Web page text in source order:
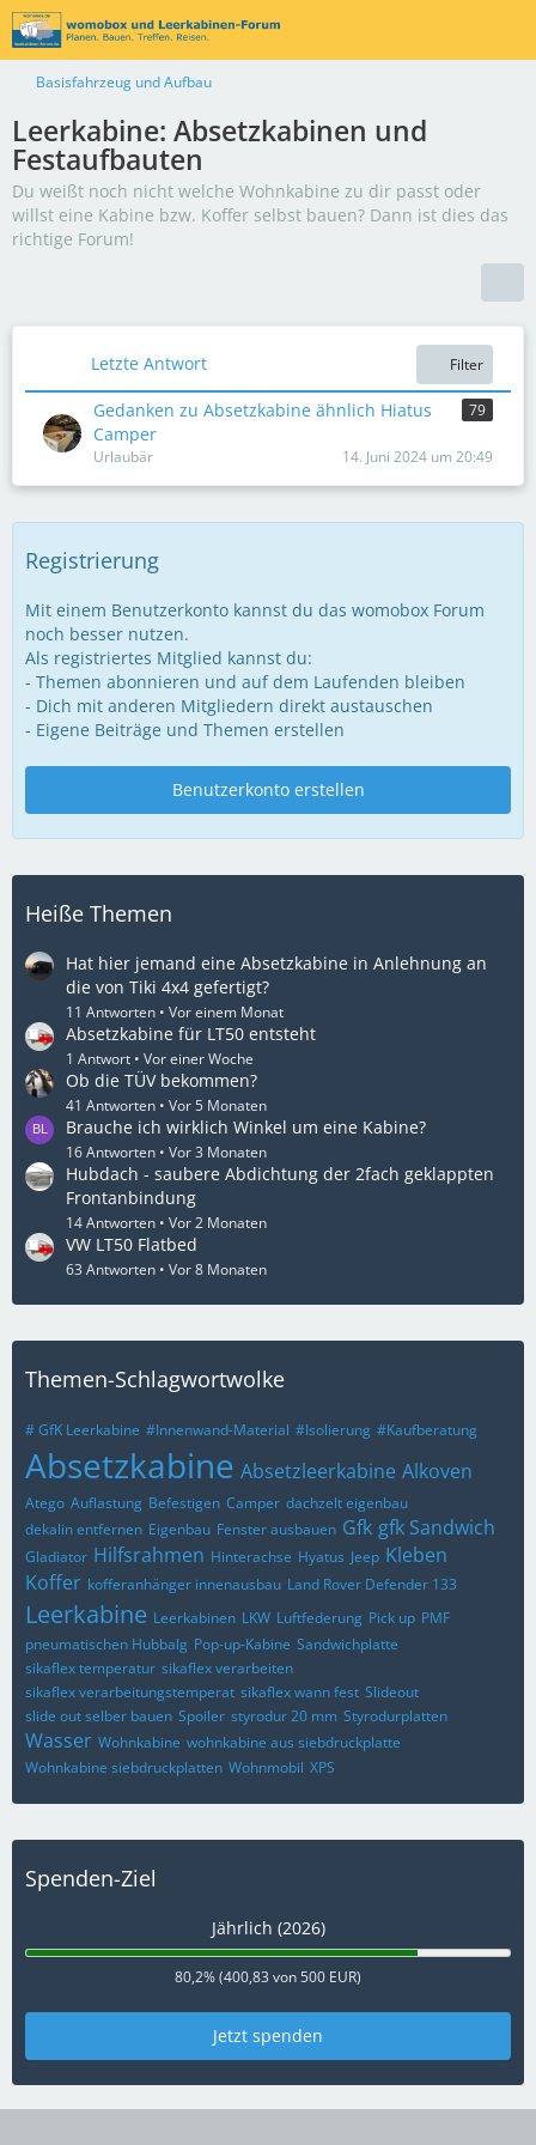
Basisfahrzeug und Aufbau
Leerkabine: Absetzkabinen und
Festaufbauten
Du weißt noch nicht welche Wohnkabine zu dir passt oder
willst eine Kabine bzw. Koffer selbst bauen? Dann ist dies das
richtige Forum!
Letzte Antwort Filter
Gedanken zu Absetzkabine ähnlich Hiatus
Camper
79
Urlaubär 14. Juni 2024 um 20:49
Registrierung
Mit einem Benutzerkonto kannst du das womobox Forum
noch besser nutzen.
Als registriertes Mitglied kannst du:
- Themen abonnieren und auf dem Laufenden bleiben
- Dich mit anderen Mitgliedern direkt austauschen
- Eigene Beiträge und Themen erstellen
Benutzerkonto erstellen
Heiße Themen
Hat hier jemand eine Absetzkabine in Anlehnung an
die von Tiki 4x4 gefertigt?
11 Antworten Vor einem Monat
Absetzkabine für LT50 entsteht
1 Antwort Vor einer Woche
Ob die TÜV bekommen?
41 Antworten Vor 5 Monaten
Brauche ich wirklich Winkel um eine Kabine?
16 Antworten Vor 3 Monaten
Hubdach - saubere Abdichtung der 2fach geklappten
Frontanbindung
14 Antworten Vor 2 Monaten
VW LT50 Flatbed
63 Antworten Vor 8 Monaten
Themen-Schlagwortwolke
# GfK Leerkabine #Innenwand-Material #Isolierung #Kaufberatung
Absetzkabine Absetzleerkabine Alkoven
Atego Auflastung Befestigen Camper dachzelt eigenbau
dekalin entfernen Eigenbau Fenster ausbauen Gfk gfk Sandwich
Gladiator Hilfsrahmen Hinterachse Hyatus Jeep Kleben
Koffer kofferanhänger innenausbau Land Rover Defender 133
Leerkabine Leerkabinen LKW Luftfederung Pick up PMF
pneumatischen Hubbalg Pop-up-Kabine Sandwichplatte
sikaflex temperatur sikaflex verarbeiten
sikaflex verarbeitungstemperat sikaflex wann fest Slideout
slide out selber bauen Spoiler styrodur 20 mm Styrodurplatten
Wasser Wohnkabine wohnkabine aus siebdruckplatte
Wohnkabine siebdruckplatten Wohnmobil XPS
Spenden-Ziel
Jährlich (2026)
80,2% (400,83 von 500 EUR)
Jetzt spenden